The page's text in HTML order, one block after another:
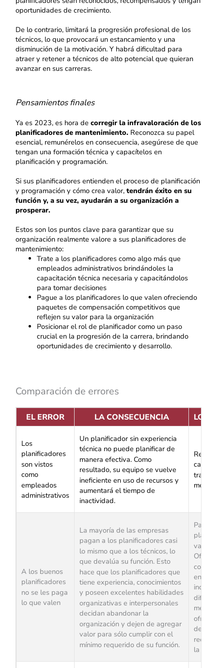
oportunidades de crecimiento.
De lo contrario, limitará la progresión profesional de los
técnicos, lo que provocará un estancamiento y una
disminución de la motivación. Y habrá dificultad para
atraer y retener a técnicos de alto potencial que quieran
avanzar en sus carreras.
Pensamientos finales
Ya es 2023, es hora decorregir la infravaloración de los
planificadores de mantenimiento. Reconozca su papel
esencial, remunérelos en consecuencia, asegúrese de que
tengan una formación técnica y capacítelos en
planificación y programación.
Si sus planificadores entienden el proceso de planificación
y programación y cómo crea valor,tendrán éxito en su
función y, a su vez, ayudarán a su organización a
prosperar.
Estos son los puntos clave para garantizar que su
organización realmente valore a sus planificadores de
mantenimiento:
Trate a los planificadores como algo más que
empleados administrativos brindándoles la
capacitación técnica necesaria y capacitándolos
para tomar decisiones
Pague a los planificadores lo que valen ofreciendo
paquetes de compensación competitivos que
reflejen su valor para la organización
Posicionar el rol de planificador como un paso
crucial en la progresión de la carrera, brindando
oportunidades de crecimiento y desarrollo.
Comparación de errores
EL ERROR LA CONSECUENCIA LO
Los
planificadores
son vistos
como
empleados
administrativos
Un planificador sin experiencia
técnica no puede planificar de
manera efectiva. Como
resultado, su equipo se vuelve
ineficiente en uso de recursos y
aumentará el tiempo de
inactividad.
A los buenos
planificadores
no se les paga
lo que valen
La mayoría de las empresas
pagan a los planificadores casi
lo mismo que a los técnicos, lo
que devalúa su función. Esto
hace que los planificadores que
tiene experiencia, conocimientos
y poseen excelentes habilidades
organizativas e interpersonales
decidan abandonar la
organización y dejen de agregar
valor para sólo cumplir con el
mínimo requerido de su función.
Para
valor
difícil
de
la